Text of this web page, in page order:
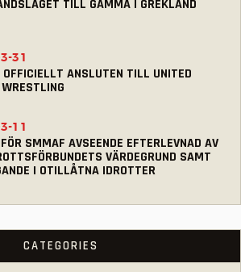
TILL GAMMA I GREKLAND
ANSLUTEN TILL UNITED
31
SMMAF AVSEENDE EFTERLEVNAD AV
VÄRDEGRUND SAMT
I OTILLÅTNA IDROTTER
11
CATEGORIES